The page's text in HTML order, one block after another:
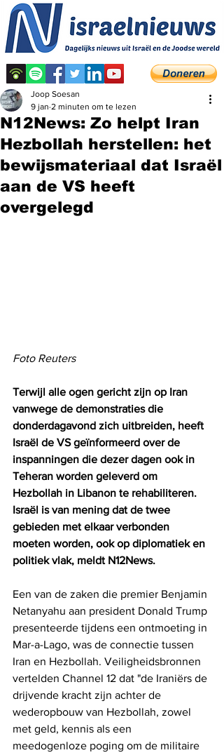
N12News: Zo helpt Iran
Hezbollah herstellen: het
bewijsmateriaal dat Israël
aan de VS heeft
overgelegd
Joop Soesan
9 jan 2 minuten om te lezen
Foto Reuters
Terwijl alle ogen gericht zijn op Iran
vanwege de demonstraties die
donderdagavond zich uitbreiden, heeft
Israël de VS geïnformeerd over de
inspanningen die dezer dagen ook in
Teheran worden geleverd om
Hezbollah in Libanon te rehabiliteren.
Israël is van mening dat de twee
gebieden met elkaar verbonden
moeten worden, ook op diplomatiek en
politiek vlak, meldt N12News.
Een van de zaken die premier Benjamin
Netanyahu aan president Donald Trump
presenteerde tijdens een ontmoeting in
Mar-a-Lago, was de connectie tussen
Iran en Hezbollah. Veiligheidsbronnen
vertelden Channel 12 dat "de Iraniërs de
drijvende kracht zijn achter de
wederopbouw van Hezbollah, zowel
met geld, kennis als een
meedogenloze poging om de militaire